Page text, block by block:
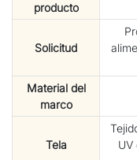
producto
Solicitud
Material del
marco
Tela
UV